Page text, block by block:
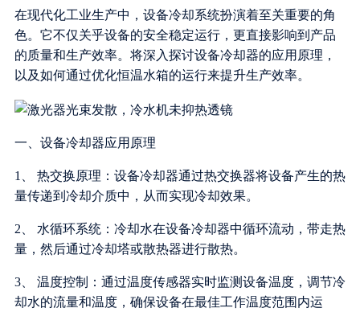
在现代化工业生产中，设备冷却系统扮演着至关重要的角
色。它不仅关乎设备的安全稳定运行，更直接影响到产品
的质量和生产效率。将深入探讨设备冷却器的应用原理，
以及如何通过优化恒温水箱的运行来提升生产效率。
一、设备冷却器应用原理
1、 热交换原理：设备冷却器通过热交换器将设备产生的热
量传递到冷却介质中，从而实现冷却效果。
2、 水循环系统：冷却水在设备冷却器中循环流动，带走热
量，然后通过冷却塔或散热器进行散热。
3、 温度控制：通过温度传感器实时监测设备温度，调节冷
却水的流量和温度，确保设备在最佳工作温度范围内运